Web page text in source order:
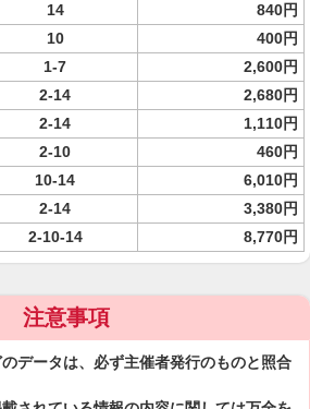
14
840円
10
400円
1-7
2,600円
2-14 2,680円
2-14
1,110円
2-10
460円
10-14
6,010円
2-14
3,380円
2-10-14 8,770円
注意事項
データは、必ず主催者発行のものと照合